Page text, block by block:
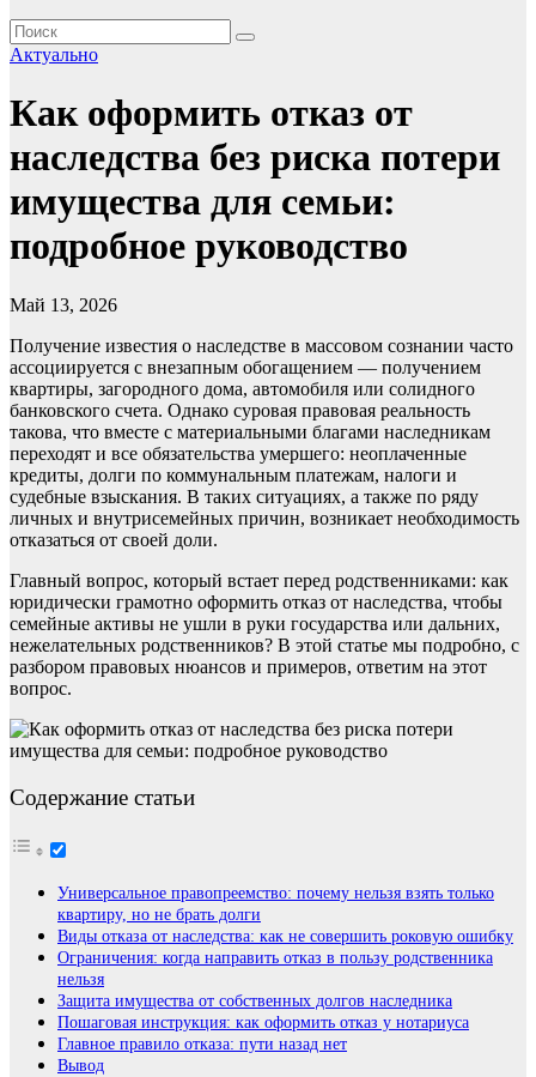
Актуально
Как оформить отказ от
наследства без риска потери
имущества для семьи:
подробное руководство
Май 13, 2026
Получение известия о наследстве в массовом сознании часто
ассоциируется с внезапным обогащением — получением
квартиры, загородного дома, автомобиля или солидного
банковского счета. Однако суровая правовая реальность
такова, что вместе с материальными благами наследникам
переходят и все обязательства умершего: неоплаченные
кредиты, долги по коммунальным платежам, налоги и
судебные взыскания. В таких ситуациях, а также по ряду
личных и внутрисемейных причин, возникает необходимость
отказаться от своей доли.
Главный вопрос, который встает перед родственниками: как
юридически грамотно оформить отказ от наследства, чтобы
семейные активы не ушли в руки государства или дальних,
нежелательных родственников? В этой статье мы подробно, с
разбором правовых нюансов и примеров, ответим на этот
вопрос.
Содержание статьи
Универсальное правопреемство: почему нельзя взять только
квартиру, но не брать долги
Виды отказа от наследства: как не совершить роковую ошибку
Ограничения: когда направить отказ в пользу родственника
нельзя
Защита имущества от собственных долгов наследника
Пошаговая инструкция: как оформить отказ у нотариуса
Главное правило отказа: пути назад нет
Вывод